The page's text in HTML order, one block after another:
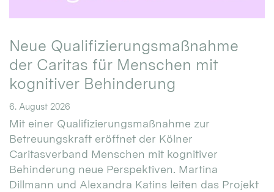
Neue Qualifizierungsmaßnahme
der Caritas für Menschen mit
kognitiver Behinderung
6. August 2026
Mit einer Qualifizierungsmaßnahme zur
Betreuungskraft eröffnet der Kölner
Caritasverband Menschen mit kognitiver
Behinderung neue Perspektiven. Martina
Dillmann und Alexandra Katins leiten das Projekt